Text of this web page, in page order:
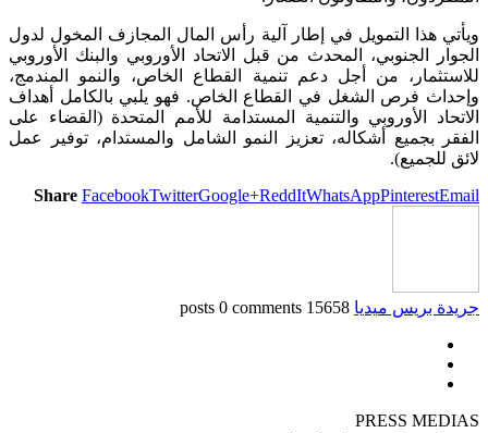
ويأتي هذا التمويل في إطار آلية رأس المال المجازف المخول لدول
الجوار الجنوبي، المحدث من قبل الاتحاد الأوروبي والبنك الأوروبي
للاستثمار، من أجل دعم تنمية القطاع الخاص، والنمو المندمج،
وإحداث فرص الشغل في القطاع الخاص. فهو يلبي بالكامل أهداف
الاتحاد الأوروبي والتنمية المستدامة للأمم المتحدة (القضاء على
الفقر بجميع أشكاله، تعزيز النمو الشامل والمستدام، توفير عمل
لائق للجميع).
Share FacebookTwitterGoogle+ReddItWhatsAppPinterestEmail
جريدة بريس ميديا 15658 posts
0 comments
PRESS MEDIAS